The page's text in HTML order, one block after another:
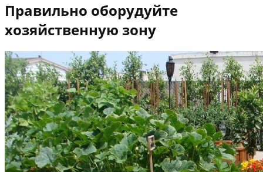
Правильно оборудуйте
хозяйственную зону